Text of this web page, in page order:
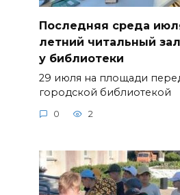
Последняя среда
летний читальный
у библиотеки
29 июля на площади
городской библиотекой
0 2